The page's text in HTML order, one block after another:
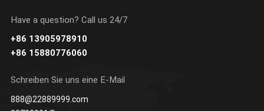
ERFAHREN SIE
MEHR
Have a question? Call us 24/7
+86 13905978910
+86 15880776060
Schreiben Sie uns eine E-Mail
888@22889999.com